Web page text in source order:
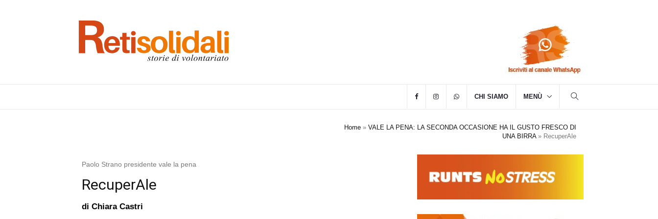
CHI SIAMO MENÙ
Home » VALE LA PENA: LA SECONDA OCCASIONE HA IL GUSTO FRESCO DI
UNA BIRRA» RecuperAle
Paolo Strano presidente vale la pena
RecuperAle
di Chiara Castri